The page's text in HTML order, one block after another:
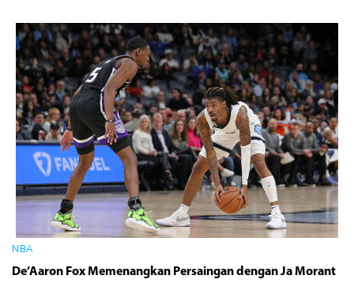
NBA
De’Aaron Fox Memenangkan Persaingan dengan Ja Morant